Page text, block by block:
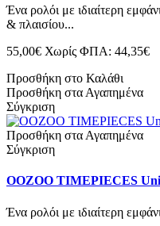
Ένα ρολόι με ιδιαίτερη
& πλαισίου...
55,00€ Χωρίς ΦΠΑ: 44,35€
Προσθήκη στο Καλάθι
Προσθήκη στα Αγαπημένα
Σύγκριση
Προσθήκη στα Αγαπημένα
Σύγκριση
OOZOO TIMEPIECES
Ένα ρολόι με ιδιαίτερη